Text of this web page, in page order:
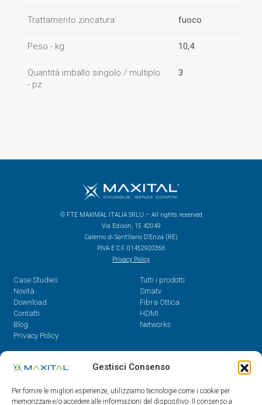
Gestisci Consenso
Per fornire le migliori esperienze, utilizziamo tecnologie come i cookie per
memorizzare e/o accedere alle informazioni del dispositivo. Il consenso a
Trattamento zincatura fuoco
Peso - kg 10,4
Quantità imballo singolo / multiplo
- pz
3
© FTE MAXIMAL ITALIA SRLU – All rights reserved
Via Edison, 15 42049
Calerno di Sant’Ilario D’Enza (RE)
P.IVA E C.F. 01452920356
Privacy Policy
Case Studies
Novità
Download
Contatti
Blog
Privacy Policy
Tutti i prodotti
Smatv
Fibra Ottica
HDMI
Networks
Contatti
08.30 - 12.30 / 14 - 18